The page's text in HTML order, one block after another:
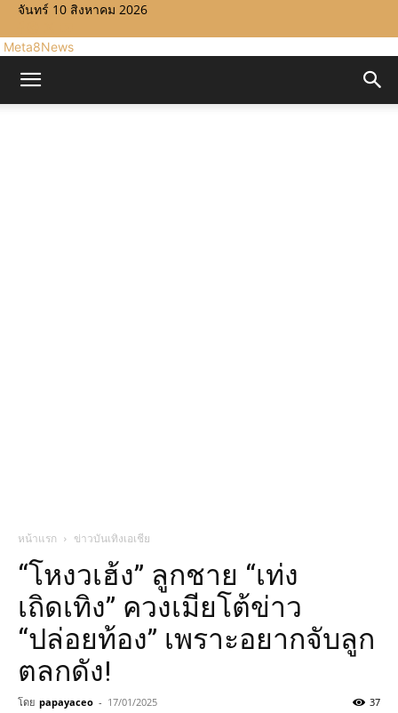
จันทร์ 10 สิงหาคม 2026
Meta8News
หน้าแรก ข่าวบันเทิงเอเชีย
“โหงวเฮ้ง” ลูกชาย “เท่ง
เถิดเทิง” ควงเมียโต้ข่าว
“ปล่อยท้อง” เพราะอยากจับลูก
ตลกดัง!
โดย papayaceo - 17/01/2025 37